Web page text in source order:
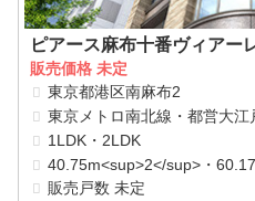
ピアース麻布十番ヴィアー
販売価格 未定
東京都港区南麻布2
東京メトロ南北線・都営大
1LDK・2LDK
40.75m<sup>2</sup>・
販売戸数 未定